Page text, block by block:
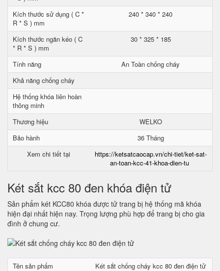
Kích thước sử dụng ( C *
R * S ) mm
240 * 340 * 240
Kích thước ngăn kéo ( C
* R * S ) mm
30 * 325 * 185
Tính năng
An Toàn chống cháy
Khả năng chống cháy
Hệ thống khóa liên hoàn
thông minh
Thương hiệu
WELKO
Bảo hành
36 Tháng
Xem chi tiết tại
https://ketsatcaocap.vn/chi-tiet/ket-sat-
an-toan-kcc-41-khoa-dien-tu
Két sắt kcc 80 đen khóa điện tử
Sản phẩm két KCC80 khóa được tử trang bị hệ thống mã khóa
hiện đại nhất hiện nay. Trọng lượng phù hợp để trang bị cho gia
đình ở chung cư.
Tên sản phẩm
Két sắt chống cháy kcc 80 đen điện tử